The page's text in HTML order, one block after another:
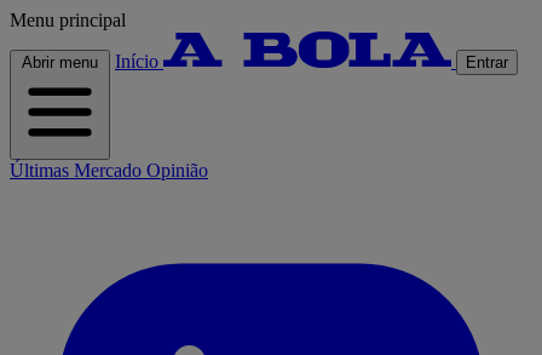
Menu principal
Abrir menu Início Entrar
Últimas Mercado Opinião